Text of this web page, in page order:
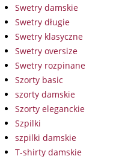
Swetry damskie
Swetry długie
Swetry klasyczne
Swetry oversize
Swetry rozpinane
Szorty basic
szorty damskie
Szorty eleganckie
Szpilki
szpilki damskie
T-shirty damskie